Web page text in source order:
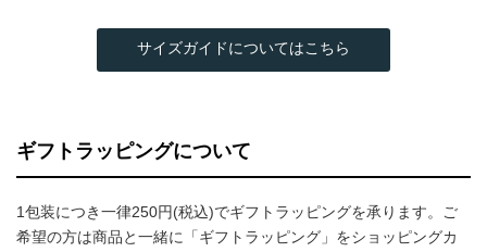
サイズガイドについてはこちら
ギフトラッピングについて
1包装につき一律250円(税込)でギフトラッピングを承ります。ご
希望の方は商品と一緒に「ギフトラッピング」をショッピングカ